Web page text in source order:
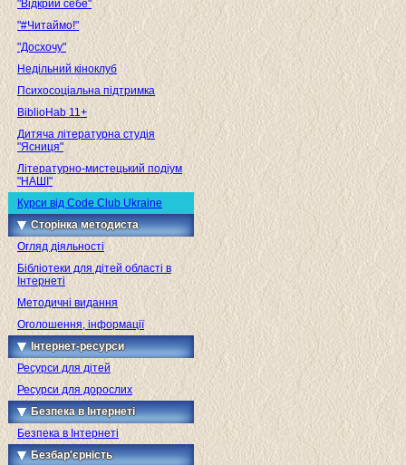
"Відкрий себе"
"#Читаймо!"
"Досхочу"
Недільний кіноклуб
Психосоціальна підтримка
BiblioHab 11+
Дитяча літературна студія
"Ясниця"
Літературно-мистецький подіум
"НАШІ"
Курси від Code Club Ukraine
Сторінка методиста
Огляд діяльності
Бібліотеки для дітей області в
Інтернеті
Методичні видання
Оголошення, інформації
Інтернет-ресурси
Ресурси для дітей
Ресурси для дорослих
Безпека в Інтернеті
Безпека в Інтернеті
Безбар'єрність